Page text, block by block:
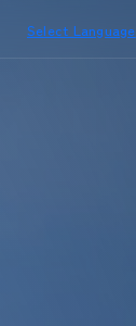
Select Language